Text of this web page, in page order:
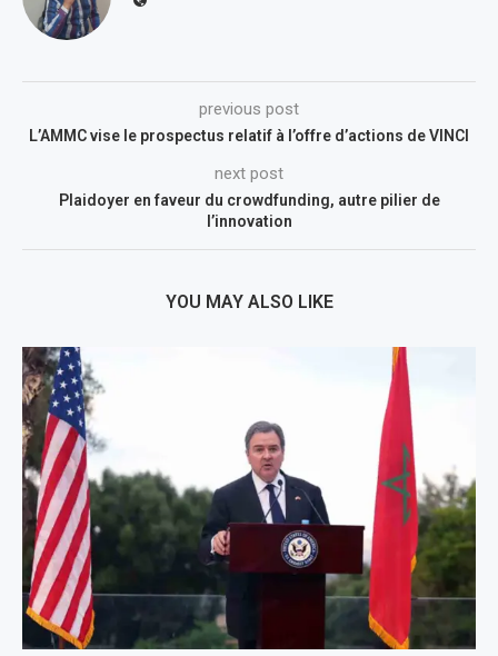
previous post
L’AMMC vise le prospectus relatif à l’offre d’actions de VINCI
next post
Plaidoyer en faveur du crowdfunding, autre pilier de
l’innovation
YOU MAY ALSO LIKE